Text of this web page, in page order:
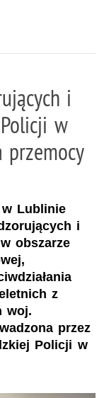
i
w
przemocy
Lublinie
i
obszarze
z
woj.
przez
Policji w